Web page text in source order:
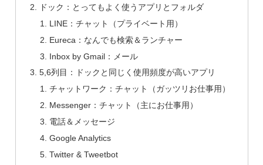
ドック：とってもよく使うアプリとフォルダ
LINE：チャット（プライベート用）
Eureca：なんでも検索＆ランチャー
Inbox by Gmail：メール
5,6列目：ドックと同じく使用頻度が高いアプリ
チャットワーク：チャット（ガッツリお仕事用）
Messenger：チャット（主にお仕事用）
電話＆メッセージ
Google Analytics
Twitter & Tweetbot